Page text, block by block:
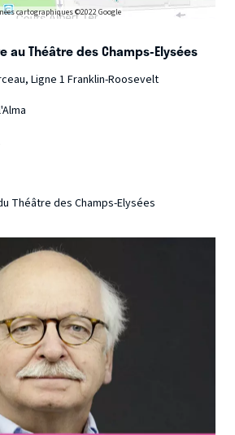
cartographiques ©2022 Google
au Théâtre des Champs-Elysées
Ligne 1 Franklin-Roosevelt
Théâtre des Champs-Elysées